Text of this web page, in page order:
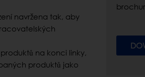
navržena tak, aby
na konci linky,
produktů jako